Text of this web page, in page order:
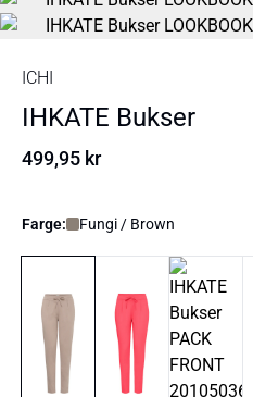
ICHI
IHKATE Bukser
499,95 kr
Farge: Fungi / Brown